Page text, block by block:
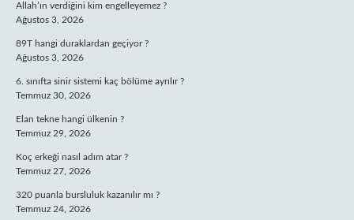
Allah’ın verdiğini kim engelleyemez ?
Ağustos 3, 2026
89T hangi duraklardan geçiyor ?
Ağustos 3, 2026
6. sınıfta sinir sistemi kaç bölüme ayrılır ?
Temmuz 30, 2026
Elan tekne hangi ülkenin ?
Temmuz 29, 2026
Koç erkeği nasıl adım atar ?
Temmuz 27, 2026
320 puanla bursluluk kazanılır mı ?
Temmuz 24, 2026